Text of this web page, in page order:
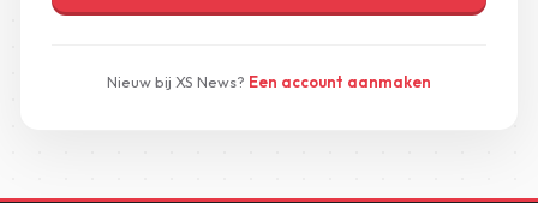
Nieuw bij XS News? Een account aanmaken